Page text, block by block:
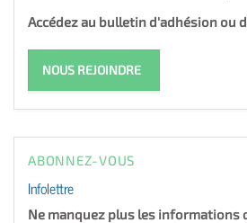
Accédez au bulletin d'adhésion ou
NOUS REJOINDRE
ABONNEZ-VOUS
Infolettre
Ne manquez plus les informations